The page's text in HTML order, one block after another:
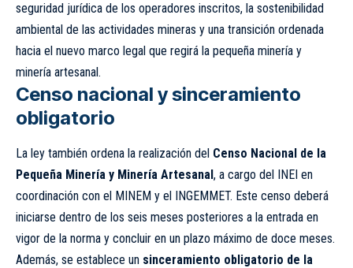
seguridad jurídica de los operadores inscritos, la sostenibilidad
ambiental de las actividades mineras y una transición ordenada
hacia el nuevo marco legal que regirá la pequeña minería y
minería artesanal.
Censo nacional y sinceramiento
obligatorio
La ley también ordena la realización del Censo Nacional de la
Pequeña Minería y Minería Artesanal, a cargo del INEI en
coordinación con el MINEM y el INGEMMET. Este censo deberá
iniciarse dentro de los seis meses posteriores a la entrada en
vigor de la norma y concluir en un plazo máximo de doce meses.
Además, se establece un sinceramiento obligatorio de la